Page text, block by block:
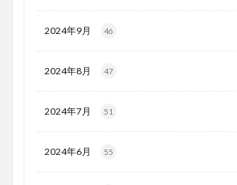
2024年9月 46
2024年8月 47
2024年7月 51
2024年6月 55